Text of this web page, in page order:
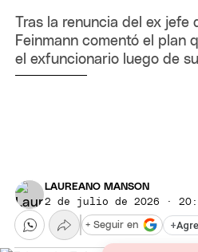
Tras la renuncia del ex jefe
Feinmann comentó el plan
el exfuncionario luego de
LAUREANO MANSON
2 de julio de 2026 ·
+
+ Seguir en